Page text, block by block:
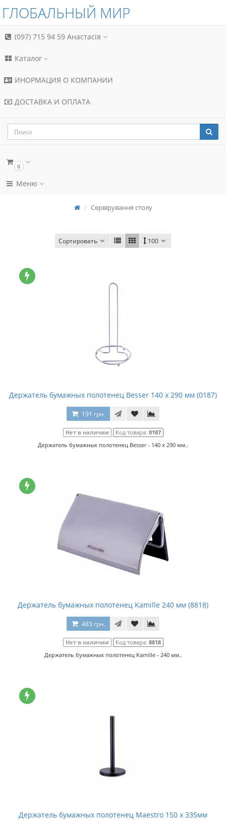
ГЛОБАЛЬНЫЙ МИР
(097) 715 94 59 Анастасія
Каталог
ИНОРМАЦИЯ О КОМПАНИИ
ДОСТАВКА И ОПЛАТА
0
Меню
Сервірування столу
Сортировать 100
Держатель бумажных полотенец Besser 140 x 290 мм (0187)
191 грн.
Нет в наличии Код товара: 0187
Держатель бумажных полотенец Besser - 140 x 290 мм..
Держатель бумажных полотенец Kamille 240 мм (8818)
483 грн.
Нет в наличии Код товара: 8818
Держатель бумажных полотенец Kamille - 240 мм..
Держатель бумажных полотенец Maestro 150 x 335мм